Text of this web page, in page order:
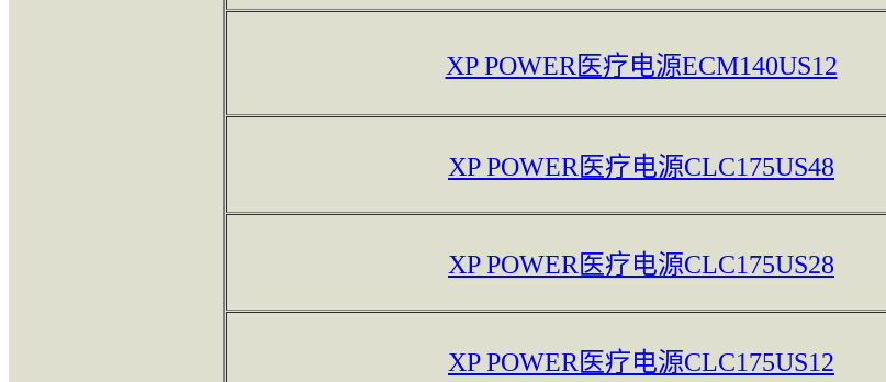
XP POWER医疗电源ECM140US12
XP POWER医疗电源CLC175US48
XP POWER医疗电源CLC175US28
XP POWER医疗电源CLC175US12